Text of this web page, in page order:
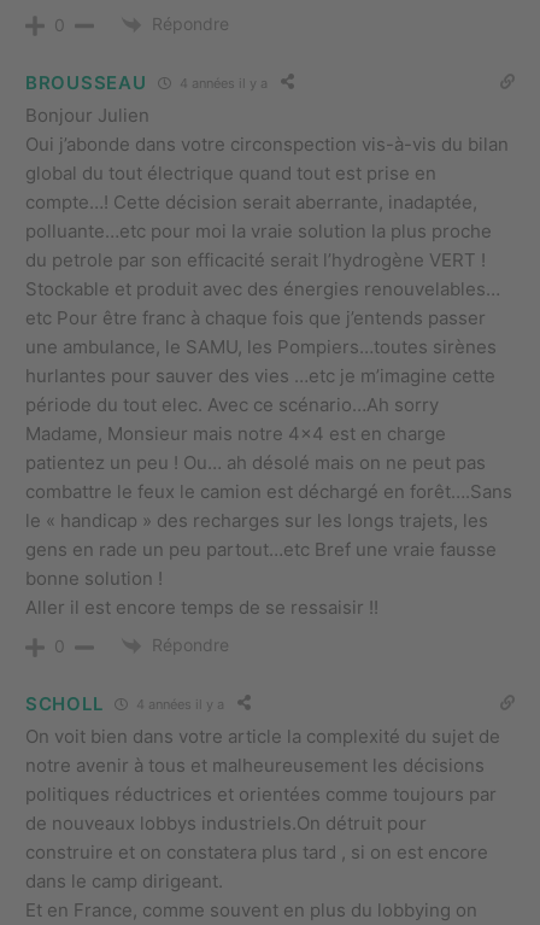
0 Répondre
BROUSSEAU 4 années il y a
Bonjour Julien
Oui j’abonde dans votre circonspection vis-à-vis du bilan
global du tout électrique quand tout est prise en
compte…! Cette décision serait aberrante, inadaptée,
polluante…etc pour moi la vraie solution la plus proche
du petrole par son efficacité serait l’hydrogène VERT !
Stockable et produit avec des énergies renouvelables…
etc Pour être franc à chaque fois que j’entends passer
une ambulance, le SAMU, les Pompiers…toutes sirènes
hurlantes pour sauver des vies …etc je m’imagine cette
période du tout elec. Avec ce scénario…Ah sorry
Madame, Monsieur mais notre 4×4 est en charge
patientez un peu ! Ou… ah désolé mais on ne peut pas
combattre le feux le camion est déchargé en forêt….Sans
le « handicap » des recharges sur les longs trajets, les
gens en rade un peu partout…etc Bref une vraie fausse
bonne solution !
Aller il est encore temps de se ressaisir !!
0 Répondre
SCHOLL 4 années il y a
On voit bien dans votre article la complexité du sujet de
notre avenir à tous et malheureusement les décisions
politiques réductrices et orientées comme toujours par
de nouveaux lobbys industriels.On détruit pour
construire et on constatera plus tard , si on est encore
dans le camp dirigeant.
Et en France, comme souvent en plus du lobbying on